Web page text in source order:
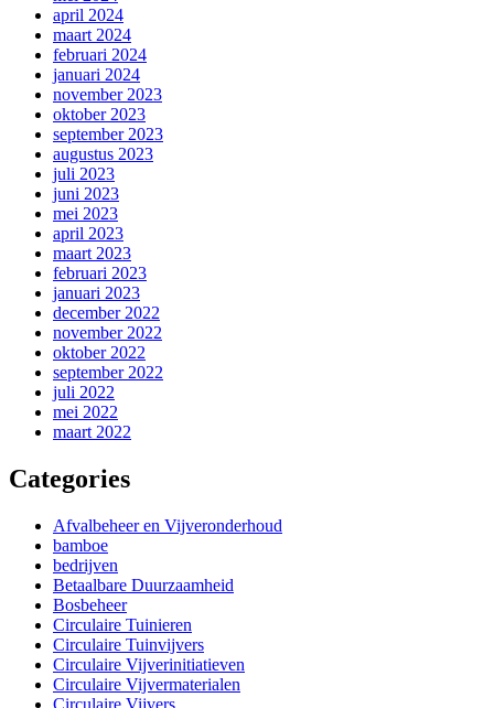
april 2024
maart 2024
februari 2024
januari 2024
november 2023
oktober 2023
september 2023
augustus 2023
juli 2023
juni 2023
mei 2023
april 2023
maart 2023
februari 2023
januari 2023
december 2022
november 2022
oktober 2022
september 2022
juli 2022
mei 2022
maart 2022
Categories
Afvalbeheer en Vijveronderhoud
bamboe
bedrijven
Betaalbare Duurzaamheid
Bosbeheer
Circulaire Tuinieren
Circulaire Tuinvijvers
Circulaire Vijverinitiatieven
Circulaire Vijvermaterialen
Circulaire Vijvers